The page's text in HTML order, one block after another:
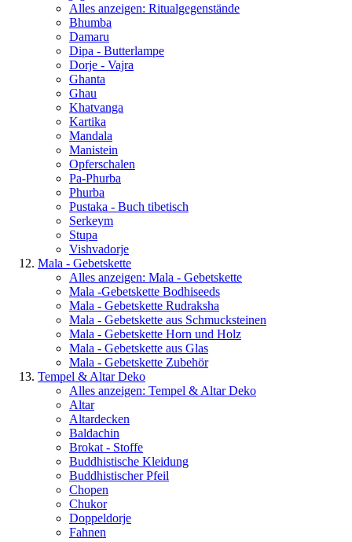
Alles anzeigen: Ritualgegenstände
Bhumba
Damaru
Dipa - Butterlampe
Dorje - Vajra
Ghanta
Ghau
Khatvanga
Kartika
Mandala
Manistein
Opferschalen
Pa-Phurba
Phurba
Pustaka - Buch tibetisch
Serkeym
Stupa
Vishvadorje
Mala - Gebetskette
Alles anzeigen: Mala - Gebetskette
Mala -Gebetskette Bodhiseeds
Mala - Gebetskette Rudraksha
Mala - Gebetskette aus Schmucksteinen
Mala - Gebetskette Horn und Holz
Mala - Gebetskette aus Glas
Mala - Gebetskette Zubehör
Tempel & Altar Deko
Alles anzeigen: Tempel & Altar Deko
Altar
Altardecken
Baldachin
Brokat - Stoffe
Buddhistische Kleidung
Buddhistischer Pfeil
Chopen
Chukor
Doppeldorje
Fahnen